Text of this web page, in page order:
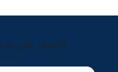
احصل على عرض سعر سريع!